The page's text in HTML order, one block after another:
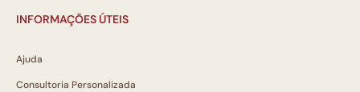
INFORMAÇÕES ÚTEIS
Ajuda
Consultoria Personalizada